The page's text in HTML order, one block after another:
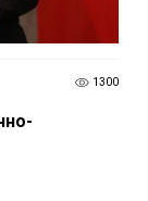
1300